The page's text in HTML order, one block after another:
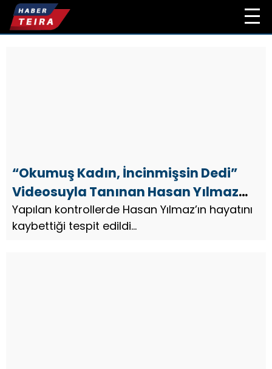
“Okumuş Kadın, İncinmişsin Dedi”
Videosuyla Tanınan Hasan Yılmaz
Kamyonda Ölü Bulundu
Yapılan kontrollerde Hasan Yılmaz’ın hayatını
kaybettiği tespit edildi...